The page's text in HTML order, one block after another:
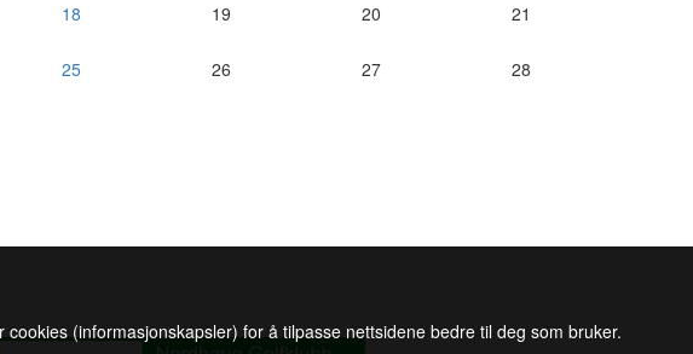
18 19 20 21
25 26 27 28
cookies (informasjonskapsler) for å tilpasse nettsidene bedre til deg som bruker.